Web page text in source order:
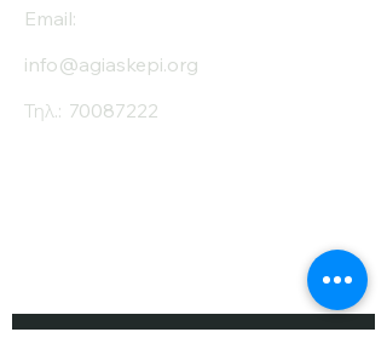
Email:
info@agiaskepi.org
Τηλ.: 70087222
Όνομα